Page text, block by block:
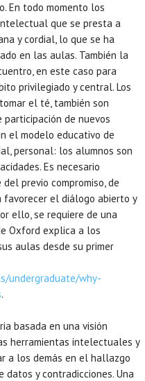
En todo momento los
que se presta a
y cordial, lo que se ha
en las aulas. También la
en este caso para
privilegiado y central. Los
el té, también son
de nuevos
el modelo educativo de
personal: los alumnos son
Es necesario
previo compromiso, de
favorecer el diálogo abierto y
ello, se requiere de una
Oxford explica a los
aulas desde su primer
undergraduate/why-
.
basada en una visión
herramientas intelectuales y
a los demás en el hallazgo
datos y contradicciones. Una